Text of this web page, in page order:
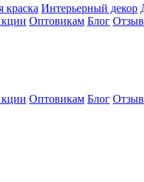
краска Интерьерный декор
Оптовикам Блог
Оптовикам Блог